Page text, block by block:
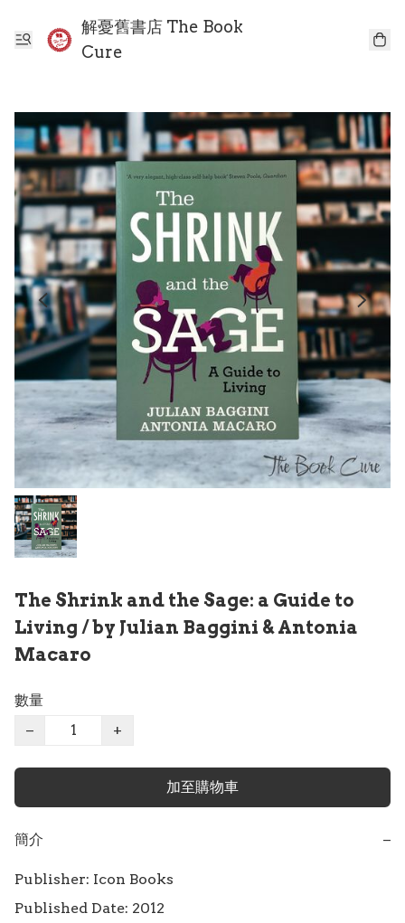
解憂舊書店 The Book
Cure
The Shrink and the Sage: a Guide to
Living / by Julian Baggini & Antonia
Macaro
數量
−
+
加至購物車
簡介 −
Publisher: Icon Books
Published Date: 2012